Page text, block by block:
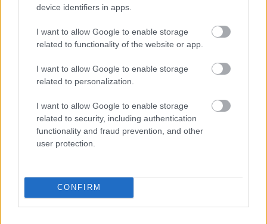
device identifiers in apps.
I want to allow Google to enable storage
related to functionality of the website or app.
I want to allow Google to enable storage
related to personalization.
I want to allow Google to enable storage
related to security, including authentication
functionality and fraud prevention, and other
user protection.
CONFIRM